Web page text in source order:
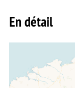
En détail